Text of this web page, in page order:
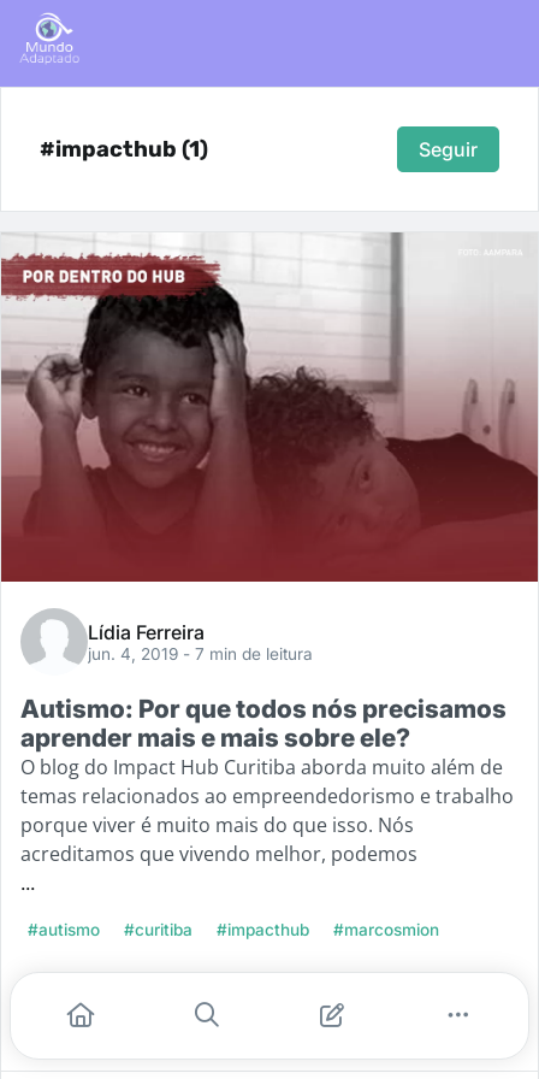
#impacthub (1) Seguir
Lídia Ferreira
jun. 4, 2019 - 7 min de leitura
Autismo: Por que todos nós precisamos
aprender mais e mais sobre ele?
O blog do Impact Hub Curitiba aborda muito além de
temas relacionados ao empreendedorismo e trabalho
porque viver é muito mais do que isso. Nós
acreditamos que vivendo melhor, podemos
...
#autismo #curitiba #impacthub #marcosmion